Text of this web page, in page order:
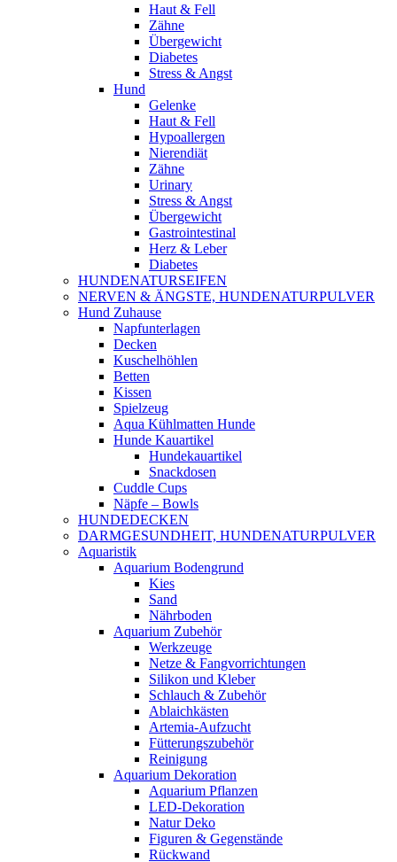
Haut & Fell
Zähne
Übergewicht
Diabetes
Stress & Angst
Hund
Gelenke
Haut & Fell
Hypoallergen
Nierendiät
Zähne
Urinary
Stress & Angst
Übergewicht
Gastrointestinal
Herz & Leber
Diabetes
HUNDENATURSEIFEN
NERVEN & ÄNGSTE, HUNDENATURPULVER
Hund Zuhause
Napfunterlagen
Decken
Kuschelhöhlen
Betten
Kissen
Spielzeug
Aqua Kühlmatten Hunde
Hunde Kauartikel
Hundekauartikel
Snackdosen
Cuddle Cups
Näpfe – Bowls
HUNDEDECKEN
DARMGESUNDHEIT, HUNDENATURPULVER
Aquaristik
Aquarium Bodengrund
Kies
Sand
Nährboden
Aquarium Zubehör
Werkzeuge
Netze & Fangvorrichtungen
Silikon und Kleber
Schlauch & Zubehör
Ablaichkästen
Artemia-Aufzucht
Fütterungszubehör
Reinigung
Aquarium Dekoration
Aquarium Pflanzen
LED-Dekoration
Natur Deko
Figuren & Gegenstände
Rückwand